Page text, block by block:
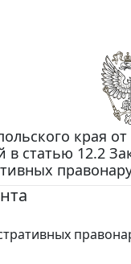
края
в статью 12.2